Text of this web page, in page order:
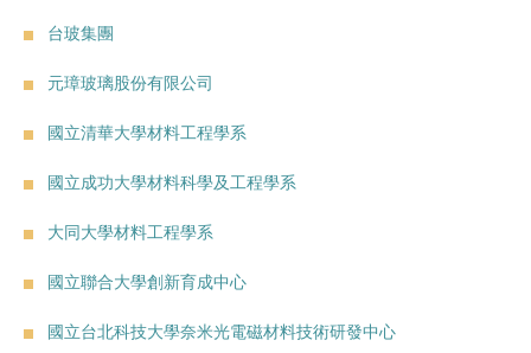
台玻集團
元璋玻璃股份有限公司
國立清華大學材料工程學系
國立成功大學材料科學及工程學系
大同大學材料工程學系
國立聯合大學創新育成中心
國立台北科技大學奈米光電磁材料技術研發中心